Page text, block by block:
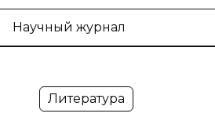
Научный журнал
Литература